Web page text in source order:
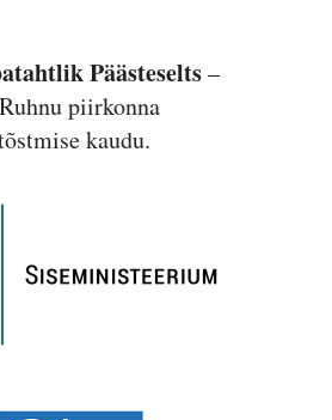
Päästeselts–
piirkonna
kaudu.